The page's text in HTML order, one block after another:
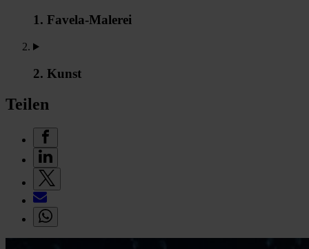
1. Favela-Malerei
2. Kunst
Teilen